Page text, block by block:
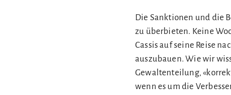
Die Sanktionen und die
zu überbieten. Keine
Cassis auf seine Reise
auszubauen. Wie wir
Gewaltenteilung,
wenn es um die